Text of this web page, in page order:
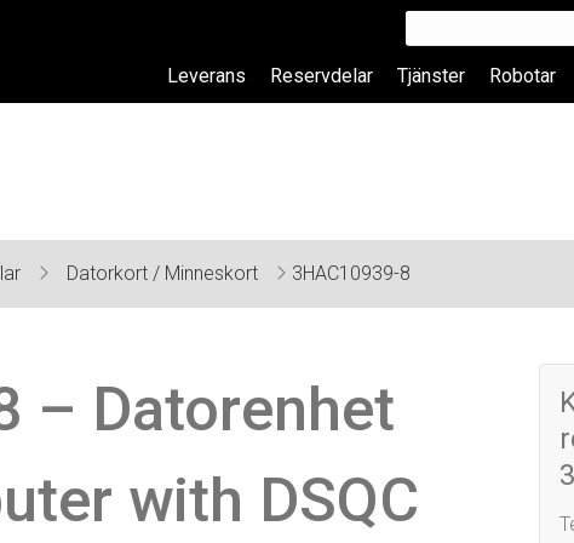
Leverans Reservdelar Tjänster Robotar
Datorkort / Minneskort 3HAC10939-8
– Datorenhet
with DSQC